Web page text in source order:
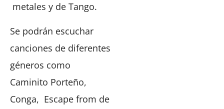
metales y de Tango.
Se podrán escuchar
canciones de diferentes
géneros como
Caminito Porteño,
Conga, Escape from de